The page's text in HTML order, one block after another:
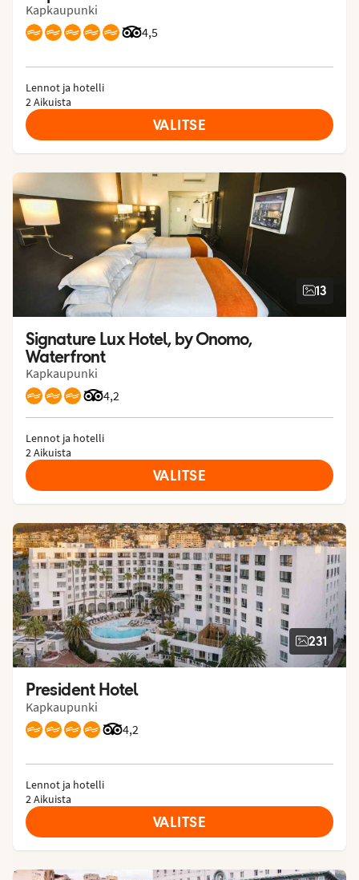
Kapkaupunki
4,5
Arvostelut Tripadvisorista: 4.5 of 5
Lennot ja hotelli
2 Aikuista
VALITSE
13
Signature Lux Hotel, by Onomo,
Waterfront
Kapkaupunki
4,2
Arvostelut Tripadvisorista: 4.2 of 5
Lennot ja hotelli
2 Aikuista
VALITSE
231
President Hotel
Kapkaupunki
4,2
Arvostelut Tripadvisorista: 4.2 of 5
Lennot ja hotelli
2 Aikuista
VALITSE